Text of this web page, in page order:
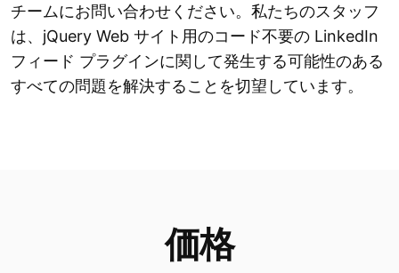
チームにお問い合わせください。私たちのスタッフ
は、jQuery Web サイト用のコード不要の LinkedIn
フィード プラグインに関して発生する可能性のある
すべての問題を解決することを切望しています。
価格